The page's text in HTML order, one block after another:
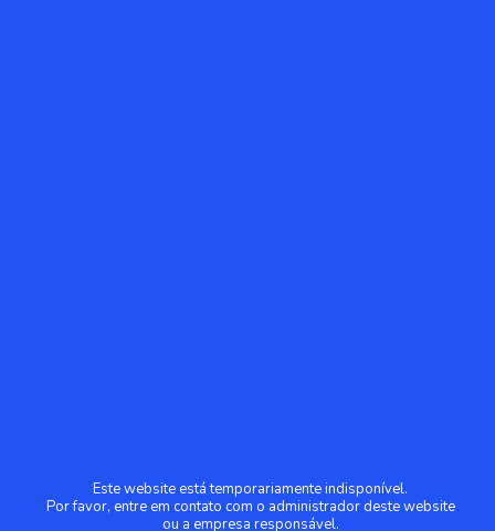
Este website está temporariamente indisponível.
Por favor, entre em contato com o administrador deste website
ou a empresa responsável.